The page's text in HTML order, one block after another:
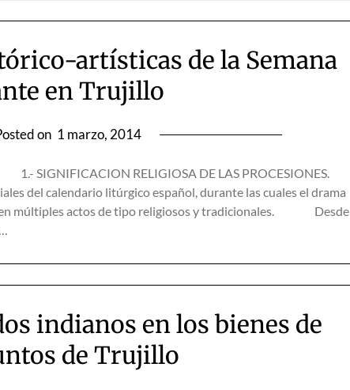
artísticas de la Semana
en Trujillo
on 1 marzo, 2014
RELIGIOSA DE LAS PROCESIONES.
del calendario litúrgico español, durante las cuales el drama
en múltiples actos de tipo religiosos y tradicionales. Desde
indianos en los bienes de
de Trujillo